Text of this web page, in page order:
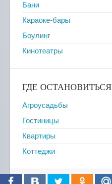
Бани
Караоке-бары
Боулинг
Кинотеатры
ГДЕ ОСТАНОВИТЬСЯ
Агроусадьбы
Гостиницы
Квартиры
Коттеджи